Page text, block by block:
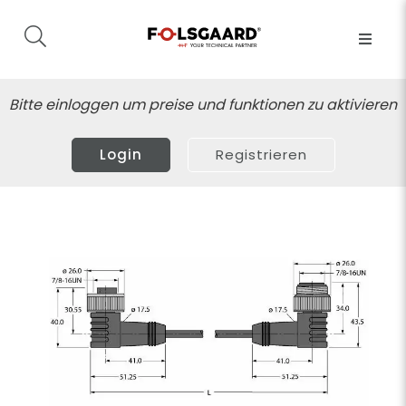
Bitte einloggen um preise und funktionen zu aktivieren
Login Registrieren